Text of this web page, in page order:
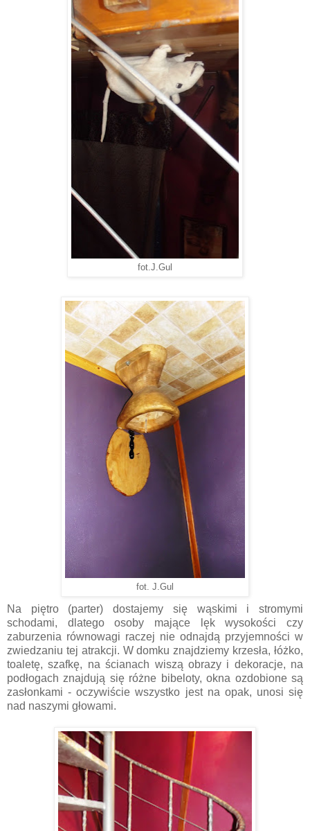
fot.J.Gul
fot. J.Gul
Na piętro (parter) dostajemy się wąskimi i stromymi
schodami, dlatego osoby mające lęk wysokości czy
zaburzenia równowagi raczej nie odnajdą przyjemności w
zwiedzaniu tej atrakcji. W domku znajdziemy krzesła, łóżko,
toaletę, szafkę, na ścianach wiszą obrazy i dekoracje, na
podłogach znajdują się różne bibeloty, okna ozdobione są
zasłonkami - oczywiście wszystko jest na opak, unosi się
nad naszymi głowami.